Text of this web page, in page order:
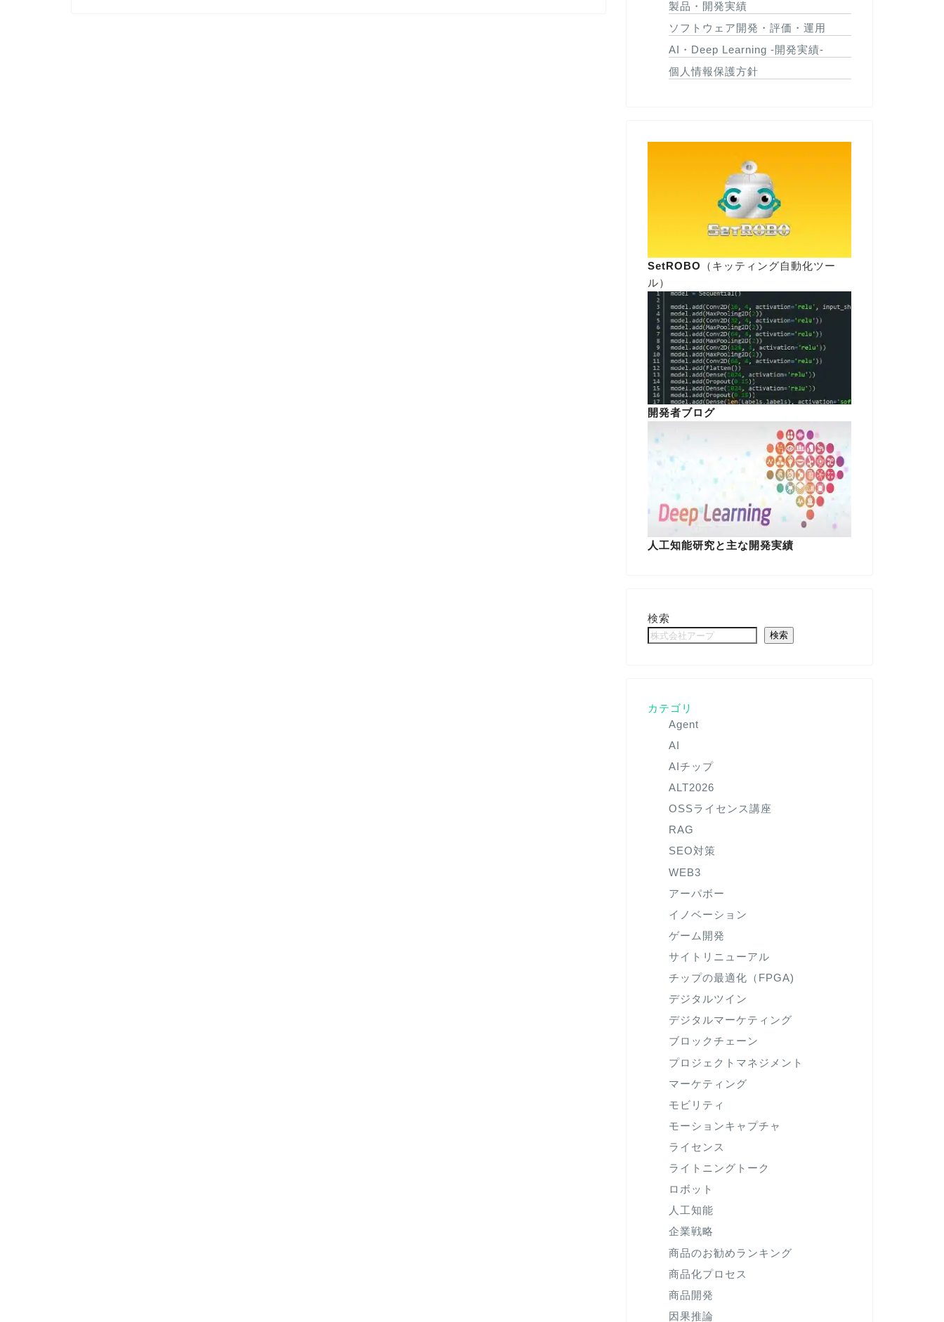
製品・開発実績
ソフトウェア開発・評価・運用
AI・Deep Learning -開発実績-
個人情報保護方針
SetROBO
（キッティング自動化ツー
ル）
開発者ブログ
人工知能研究と主な開発実績
検索
検索
カテゴリ
Agent
AI
AIチップ
ALT2026
OSSライセンス講座
RAG
SEO対策
WEB3
アーパボー
イノベーション
ゲーム開発
サイトリニューアル
チップの最適化（FPGA)
デジタルツイン
デジタルマーケティング
ブロックチェーン
プロジェクトマネジメント
マーケティング
モビリティ
モーションキャプチャ
ライセンス
ライトニングトーク
ロボット
人工知能
企業戦略
商品のお勧めランキング
商品化プロセス
商品開発
因果推論